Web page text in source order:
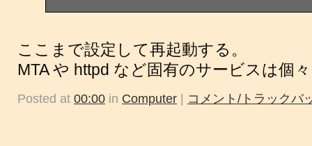
ここまで設定して再起動する。
MTA や httpd など固有のサービスは個
Posted at 00:00 in Computer | コメント/トラックバ